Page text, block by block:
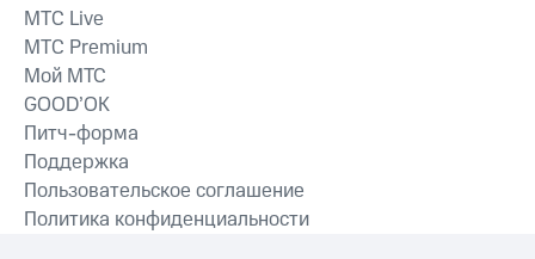
MTС Live
MTС Premium
Мой МТС
GOOD’OK
Питч-форма
Поддержка
Пользовательское соглашение
Политика конфиденциальности